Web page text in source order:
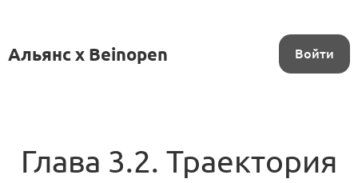
Альянс x Beinopen Войти
Глава 3.2. Траектория